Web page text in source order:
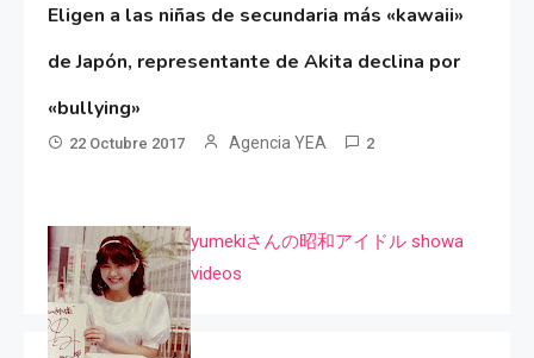
Eligen a las niñas de secundaria más «kawaii»
de Japón, representante de Akita declina por
«bullying»
22 Octubre 2017 Agencia YEA 2
yumekiさんの昭和アイドル showa
videos